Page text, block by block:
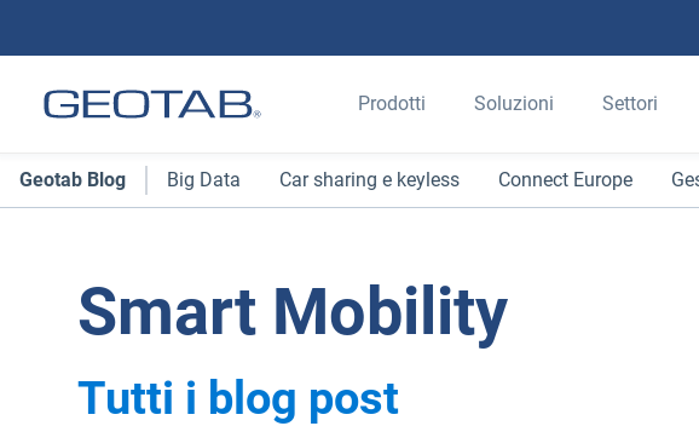
Prodotti Soluzioni Settori
Geotab Blog Big Data Car sharing e keyless Connect Europe
Smart Mobility
Tutti i blog post